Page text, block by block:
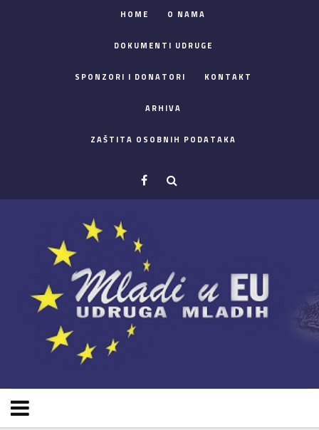
HOME O NAMA
DOKUMENTI UDRUGE
SPONZORI I DONATORI KONTAKT
ARHIVA
ZAŠTITA OSOBNIH PODATAKA